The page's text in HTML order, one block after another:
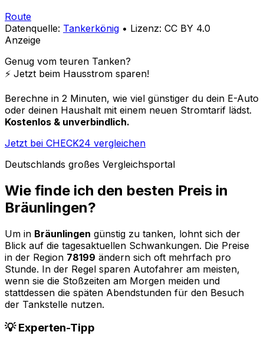
Route
Datenquelle: Tankerkönig • Lizenz: CC BY 4.0
Anzeige
Genug vom teuren Tanken?
⚡️ Jetzt beim Hausstrom sparen!
Berechne in 2 Minuten, wie viel günstiger du dein E-Auto
oder deinen Haushalt mit einem neuen Stromtarif lädst.
Kostenlos & unverbindlich.
Jetzt bei CHECK24 vergleichen
Deutschlands großes Vergleichsportal
Wie finde ich den besten Preis in
Bräunlingen?
Um in Bräunlingen günstig zu tanken, lohnt sich der
Blick auf die tagesaktuellen Schwankungen. Die Preise
in der Region 78199 ändern sich oft mehrfach pro
Stunde. In der Regel sparen Autofahrer am meisten,
wenn sie die Stoßzeiten am Morgen meiden und
stattdessen die späten Abendstunden für den Besuch
der Tankstelle nutzen.
💡 Experten-Tipp